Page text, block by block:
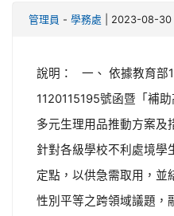
管理員 - 學務處 | 2023-08-30
說明： 一、 依據教育部
1120115195號函暨「補
多元生理用品推動方案及
針對各級學校不利處境學
定點，以供急需取用，並
性別平等之跨領域議題，